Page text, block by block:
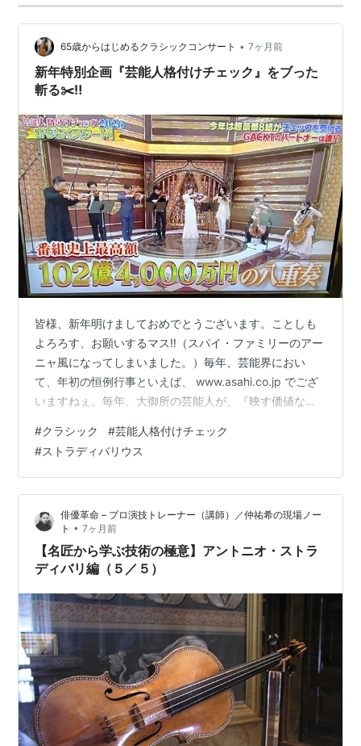
65歳からはじめるクラシックコンサート • 7ヶ月前
新年特別企画『芸能人格付けチェック』をブった
斬る✂️‼️
皆様、新年明けましておめでとうございます。ことしも
よろろす、お願いするマス‼️（スパイ・ファミリーのアー
ニャ風になってしまいました。）毎年、芸能界におい
て、年初の恒例行事といえば、 www.asahi.co.jp でござ
いますねぇ。毎年、大御所の芸能人が、『映す価値な
いる、ココロ貧しき私でございます。😁😂それにして
も、毎年違和感を覚えるのが、音楽関連の問題ですね。
『ウン十億円のストラディバリウス』と、アマチュアが
使う100万円未満のヴァイオリン。さらには、『プロのオ
ーケストラ』と、『アマチュアのオーケストラ』の聴き
比べなどなど。 これらの問…
#クラシック #芸能人格付けチェック
#ストラディバリウス
俳優革命 – プロ演技トレーナー（講師）／仲祐希の現場ノー
ト • 7ヶ月前
【名匠から学ぶ技術の極意】アントニオ・ストラ
ディバリ編（５／５）